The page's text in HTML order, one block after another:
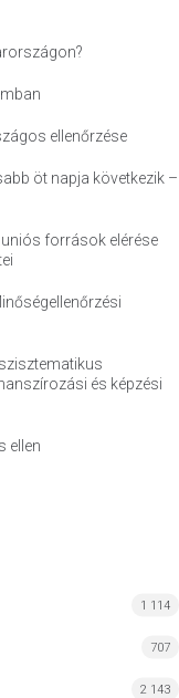
ellenőrzése
öt napja következik –
források elérése
és képzési
ellen
1 114
707
2 143